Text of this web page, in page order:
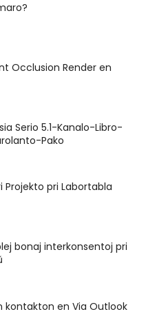
Occlusion Render en
Serio 5.1-Kanalo-Libro-
Pako
Projekto pri Labortabla
bonaj interkonsentoj pri
kontakton en Via Outlook